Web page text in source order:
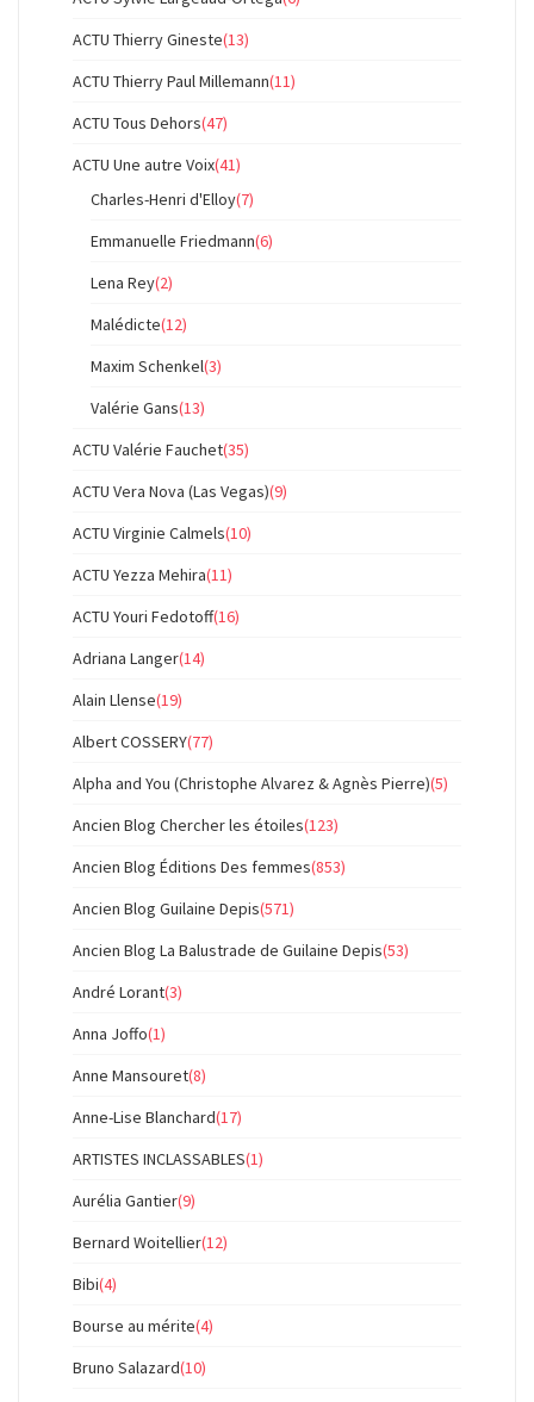
ACTU Thierry Gineste(13)
ACTU Thierry Paul Millemann(11)
ACTU Tous Dehors(47)
ACTU Une autre Voix(41)
Charles-Henri d'Elloy(7)
Emmanuelle Friedmann(6)
Lena Rey(2)
Malédicte(12)
Maxim Schenkel(3)
Valérie Gans(13)
ACTU Valérie Fauchet(35)
ACTU Vera Nova (Las Vegas)(9)
ACTU Virginie Calmels(10)
ACTU Yezza Mehira(11)
ACTU Youri Fedotoff(16)
Adriana Langer(14)
Alain Llense(19)
Albert COSSERY(77)
Alpha and You (Christophe Alvarez & Agnès Pierre)(5)
Ancien Blog Chercher les étoiles(123)
Ancien Blog Éditions Des femmes(853)
Ancien Blog Guilaine Depis(571)
Ancien Blog La Balustrade de Guilaine Depis(53)
André Lorant(3)
Anna Joffo(1)
Anne Mansouret(8)
Anne-Lise Blanchard(17)
ARTISTES INCLASSABLES(1)
Aurélia Gantier(9)
Bernard Woitellier(12)
Bibi(4)
Bourse au mérite(4)
Bruno Salazard(10)